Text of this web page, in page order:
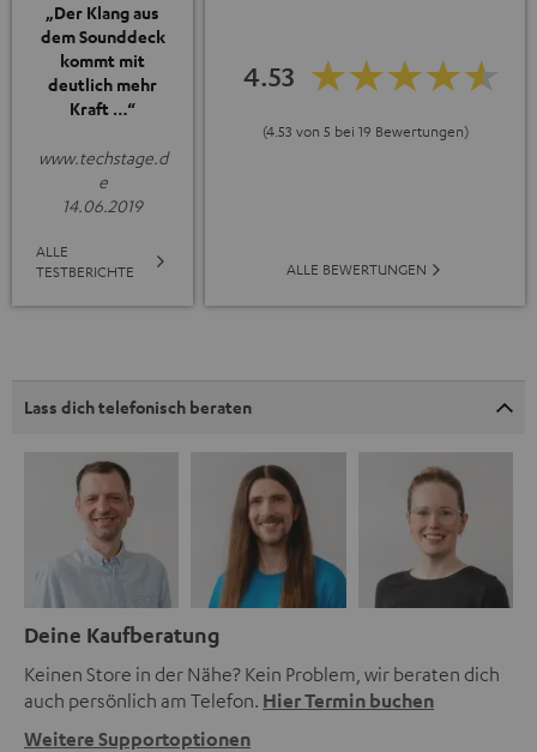
„Der Klang aus
dem Sounddeck
kommt mit
deutlich mehr
Kraft …“
www.techstage.d
e
14.06.2019
ALLE
TESTBERICHTE
4.53
(4.53 von 5 bei 19 Bewertungen)
ALLE BEWERTUNGEN
Lass dich telefonisch beraten
Deine Kaufberatung
Keinen Store in der Nähe? Kein Problem, wir beraten dich
auch persönlich am Telefon. Hier Termin buchen
Weitere Supportoptionen